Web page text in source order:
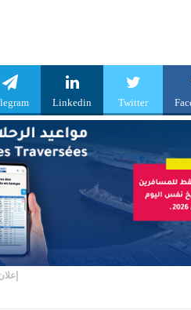
Twitter
Linkedin